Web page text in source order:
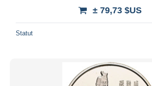
± 79,73 $US
Statut